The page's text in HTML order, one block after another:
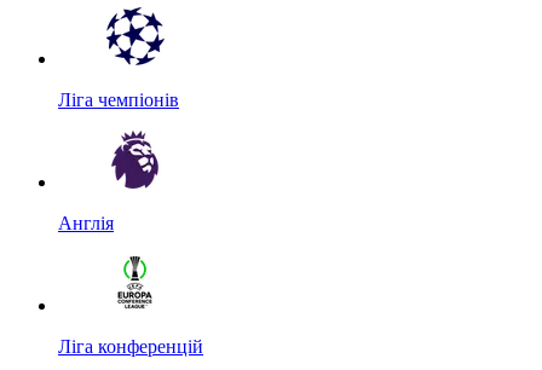
Ліга чемпіонів
Англія
Ліга конференцій